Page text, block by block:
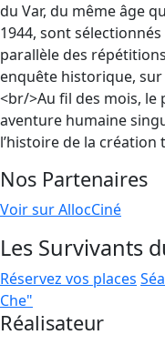
du Var, du même âge
1944, sont
parallèle des
enquête historique, sur
<br/>Au fil des mois,
aventure humaine
l’histoire de la
Nos Partenaires
Voir sur AllocCiné
Les Survivants
Réservez vos places
Che"
Réalisateur